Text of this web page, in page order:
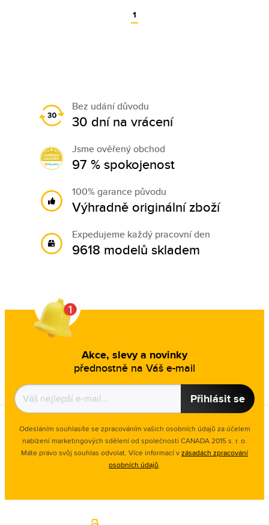
1
Bez udání důvodu
30 dní na vrácení
Jsme ověřený obchod
97 % spokojenost
100% garance původu
Výhradně originální zboží
Expedujeme každý pracovní den
9618 modelů skladem
Akce, slevy a novinky
přednostně na Váš e-mail
Přihlásit se
Odesláním souhlasíte se zpracováním vašich osobních údajů za účelem
nabízení marketingových sdělení od společnosti CANADA 2015 s. r. o.
Máte právo svůj souhlas odvolat. Více informací vzásadách zpracování
osobních údajů.